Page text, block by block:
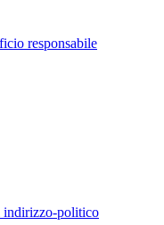
responsabile
indirizzo-politico